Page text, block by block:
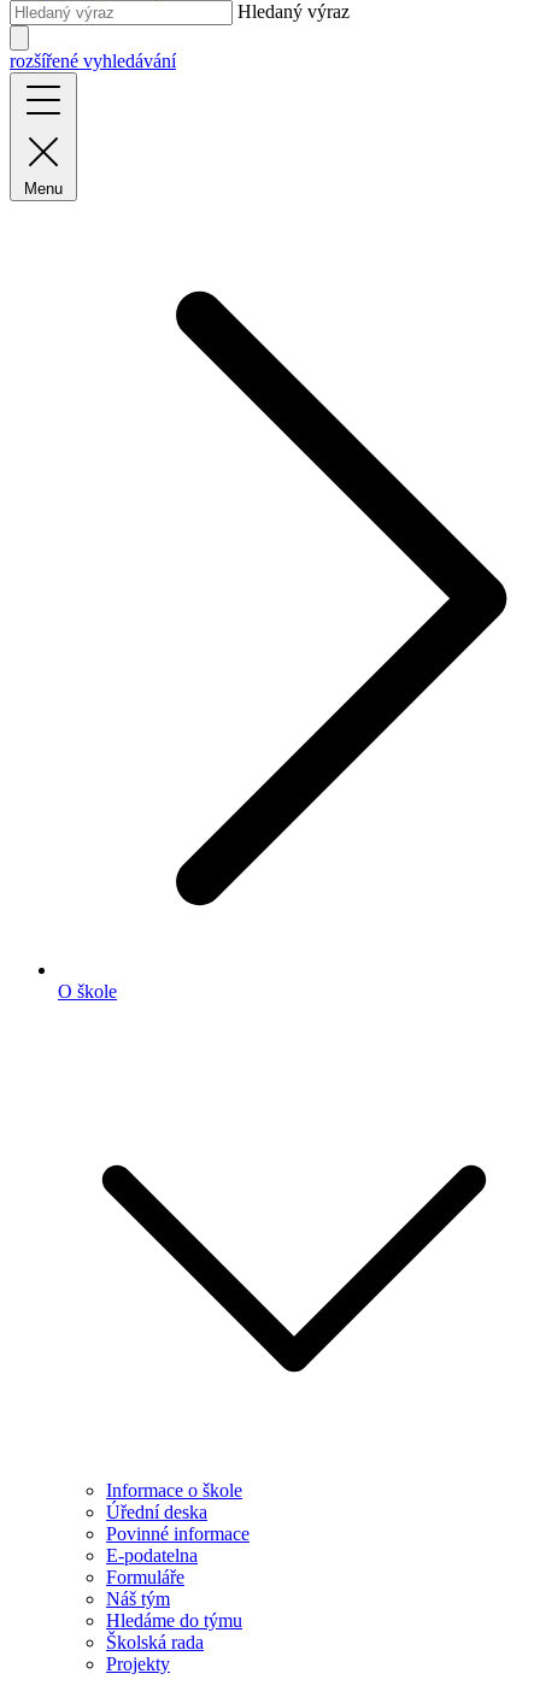
Hledaný výraz
rozšířené vyhledávání
Menu
O škole
Informace o škole
Úřední deska
Povinné informace
E-podatelna
Formuláře
Náš tým
Hledáme do týmu
Školská rada
Projekty